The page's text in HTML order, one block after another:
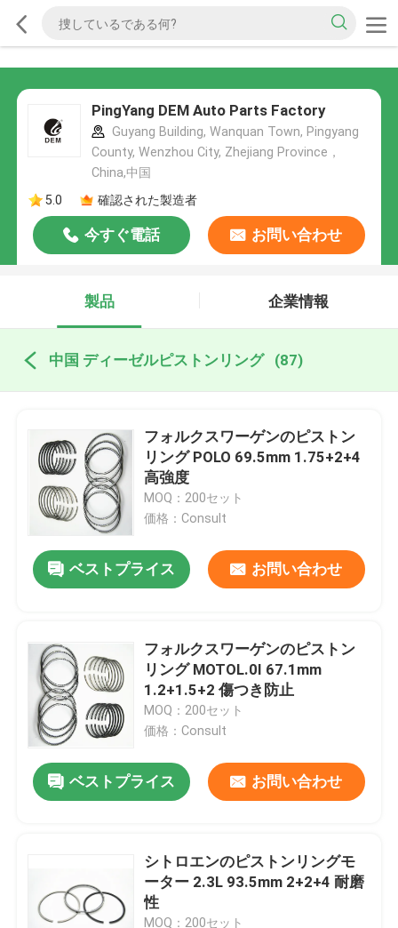
PingYang DEM Auto Parts Factory
Guyang Building, Wanquan Town, Pingyang
County, Wenzhou City, Zhejiang Province，
China,中国
5.0
確認された製造者
今すぐ電話 お問い合わせ
製品 企業情報
中国 ディーゼルピストンリング (87)
フォルクスワーゲンのピストン
リング POLO 69.5mm 1.75+2+4
高強度
MOQ：200セット
価格：Consult
ベストプライス お問い合わせ
フォルクスワーゲンのピストン
リング MOTOL.0I 67.1mm
1.2+1.5+2 傷つき防止
MOQ：200セット
価格：Consult
ベストプライス お問い合わせ
シトロエンのピストンリングモ
ーター 2.3L 93.5mm 2+2+4 耐磨
性
MOQ：200セット